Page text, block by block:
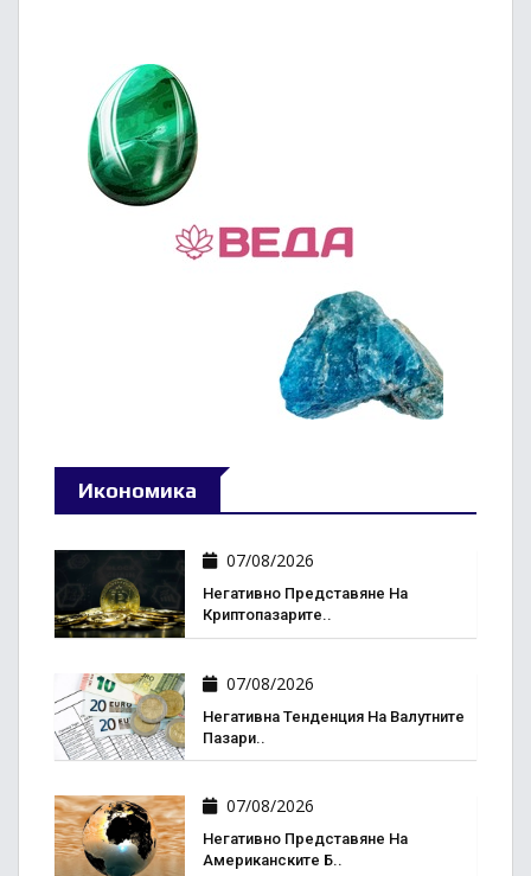
Икономика
07/08/2026
Негативно Представяне На
Криптопазарите..
07/08/2026
Негативна Тенденция На Валутните
Пазари..
07/08/2026
Негативно Представяне На
Американските Б..